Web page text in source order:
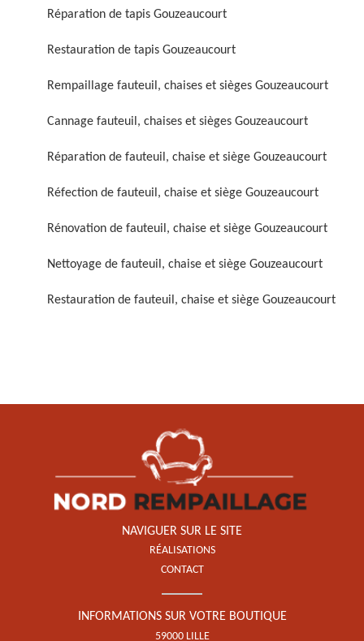
Réparation de fauteuil,
Réfection de fauteuil,
Rénovation de fauteuil,
chaise et siège 59
Nettoyage de fauteuil,
chaise et siège 59
Restauration de fauteuil,
chaise et siège 59
Réparation de tapis Gouzeaucourt
Restauration de tapis Gouzeaucourt
Rempaillage fauteuil, chaises et sièges Gouzeaucourt
Cannage fauteuil, chaises et sièges Gouzeaucourt
Réparation de fauteuil, chaise et siège Gouzeaucourt
Réfection de fauteuil, chaise et siège Gouzeaucourt
Rénovation de fauteuil, chaise et siège Gouzeaucourt
Nettoyage de fauteuil, chaise et siège Gouzeaucourt
Restauration de fauteuil, chaise et siège Gouzeaucourt
NAVIGUER SUR LE SITE
RÉALISATIONS
CONTACT
INFORMATIONS SUR VOTRE BOUTIQUE
59000 LILLE